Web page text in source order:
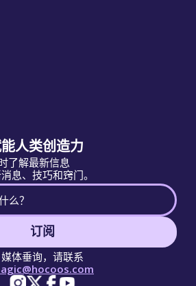
人类创造力
了解最新信息
息、技巧和窍门。
订阅
媒体垂询，请联系